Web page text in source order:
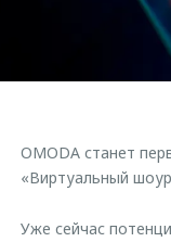
OMODA станет
«Виртуальный
Уже сейчас